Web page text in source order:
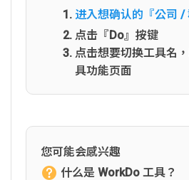
进入想确认的『公司 /
点击『Do』按键
点击想要切换工具名
具功能页面
您可能会感兴趣
什么是 WorkDo 工具？